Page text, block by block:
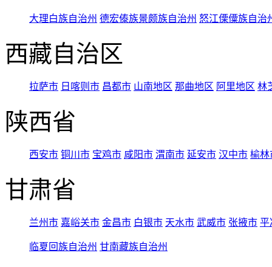
大理白族自治州 德宏傣族景颇族自治州 怒江傈僳族自治
西藏自治区
拉萨市 日喀则市 昌都市 山南地区 那曲地区 阿里地区 林
陕西省
西安市 铜川市 宝鸡市 咸阳市 渭南市 延安市 汉中市 榆林
甘肃省
兰州市 嘉峪关市 金昌市 白银市 天水市 武威市 张掖市 平
临夏回族自治州 甘南藏族自治州